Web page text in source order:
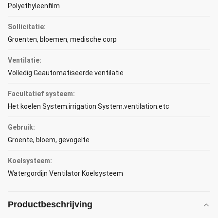
Polyethyleenfilm
Sollicitatie:
Groenten, bloemen, medische corp
Ventilatie:
Volledig Geautomatiseerde ventilatie
Facultatief systeem:
Het koelen System.irrigation System.ventilation.etc
Gebruik:
Groente, bloem, gevogelte
Koelsysteem:
Watergordijn Ventilator Koelsysteem
Productbeschrijving